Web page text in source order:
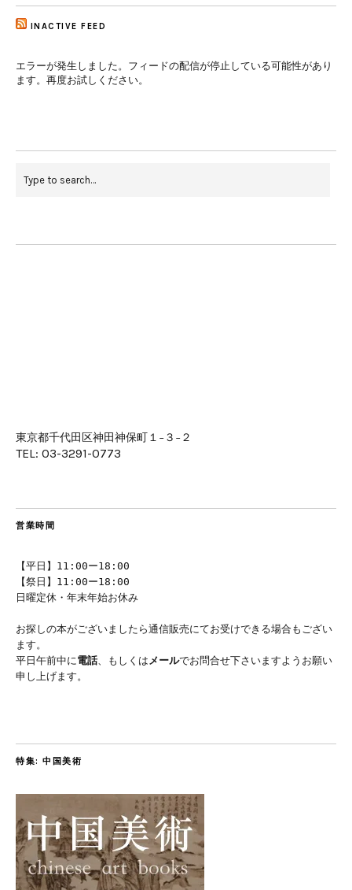
INACTIVE FEED
エラーが発生しました。フィードの配信が停止している可能性があり
ます。再度お試しください。
東京都千代田区神田神保町１−３−２
TEL: 03-3291-0773
営業時間
【平日】11:00ー18:00
【祭日】11:00ー18:00
日曜定休・年末年始お休み
お探しの本がございましたら通信販売にてお受けできる場合もござい
ます。
平日午前中に電話、もしくはメールでお問合せ下さいますようお願い
申し上げます。
特集: 中国美術